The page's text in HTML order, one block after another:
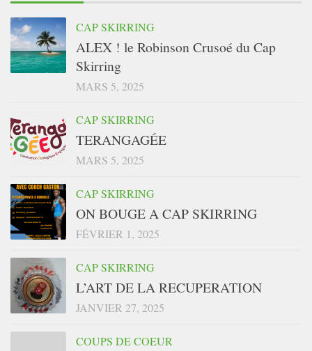
CAP SKIRRING
ALEX ! le Robinson Crusoé du Cap
Skirring
MARS 5, 2025
CAP SKIRRING
TERANGAGÉE
MARS 5, 2025
CAP SKIRRING
ON BOUGE A CAP SKIRRING
FÉVRIER 1, 2025
CAP SKIRRING
L’ART DE LA RECUPERATION
JANVIER 27, 2025
COUPS DE COEUR